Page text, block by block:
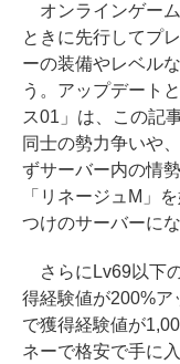
オンラインゲー
ときに先行してプ
ーの装備やレベル
う。アップデート
ス01」は、この記
同士の勢力争いや
ずサーバー内の情
「リネージュM」
つけのサーバーにな
さらにLv69以下
得経験値が200%ア
で獲得経験値が
ネーで格安で手に